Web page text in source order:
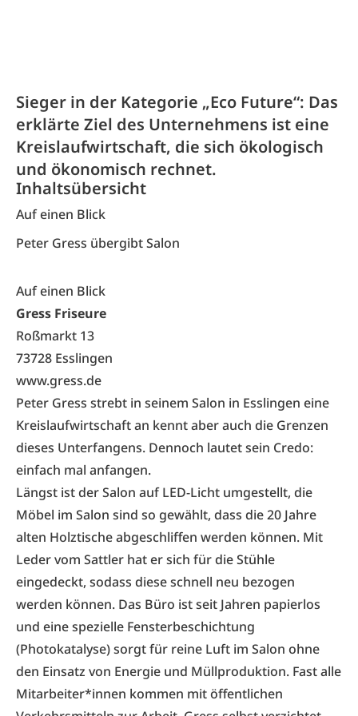
Sieger in der Kategorie „Eco Future“: Das
erklärte Ziel des Unternehmens ist eine
Kreislaufwirtschaft, die sich ökologisch
und ökonomisch rechnet.
Inhaltsübersicht
Auf einen Blick
Peter Gress übergibt Salon
Auf einen Blick
Gress Friseure
Roßmarkt 13
73728 Esslingen
www.gress.de
Peter Gress strebt in seinem Salon in Esslingen eine
Kreislaufwirtschaft an kennt aber auch die Grenzen
dieses Unterfangens. Dennoch lautet sein Credo:
einfach mal anfangen.
Längst ist der Salon auf LED-Licht umgestellt, die
Möbel im Salon sind so gewählt, dass die 20 Jahre
alten Holztische abgeschliffen werden können. Mit
Leder vom Sattler hat er sich für die Stühle
eingedeckt, sodass diese schnell neu bezogen
werden können. Das Büro ist seit Jahren papierlos
und eine spezielle Fensterbeschichtung
(Photokatalyse) sorgt für reine Luft im Salon ohne
den Einsatz von Energie und Müllproduktion. Fast alle
Mitarbeiter*innen kommen mit öffentlichen